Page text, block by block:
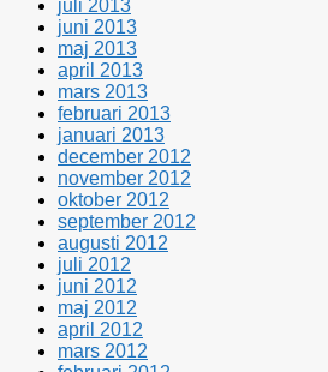
juli 2013
juni 2013
maj 2013
april 2013
mars 2013
februari 2013
januari 2013
december 2012
november 2012
oktober 2012
september 2012
augusti 2012
juli 2012
juni 2012
maj 2012
april 2012
mars 2012